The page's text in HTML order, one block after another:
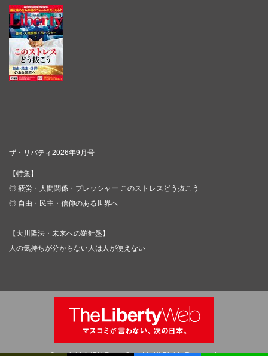
ザ・リバティ2026年9月号
【特集】
◎ 疲労・人間関係・プレッシャー このストレスどう抜こう
◎ 自由・民主・信仰のある世界へ
【大川隆法・未来への羅針盤】
人の気持ちが分からない人は人が使えない